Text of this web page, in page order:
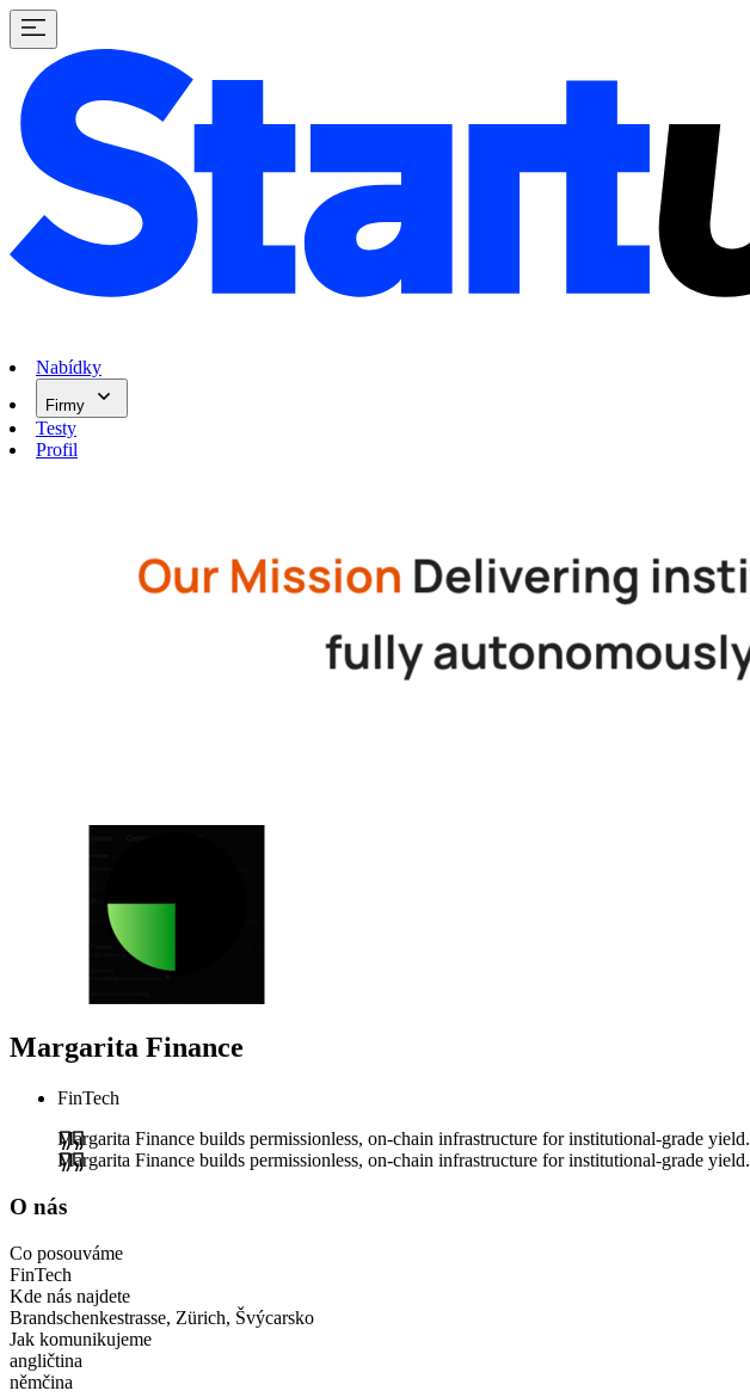
Nabídky
Firmy
Testy
Profil
Margarita Finance
FinTech
Margarita Finance builds permissionless, on-chain infrastructure for institutional-grade yield.
Margarita Finance builds permissionless, on-chain infrastructure for institutional-grade yield.
O nás
Co posouváme
FinTech
Kde nás najdete
Brandschenkestrasse, Zürich, Švýcarsko
Jak komunikujeme
angličtina
němčina